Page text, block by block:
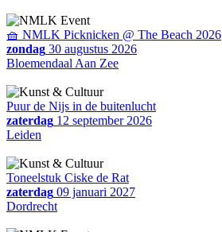
🧺 NMLK Picknicken @ The Beach 2026
zondag 30 augustus 2026
Bloemendaal Aan Zee
Puur de Nijs in de buitenlucht
zaterdag 12 september 2026
Leiden
Toneelstuk Ciske de Rat
zaterdag 09 januari 2027
Dordrecht